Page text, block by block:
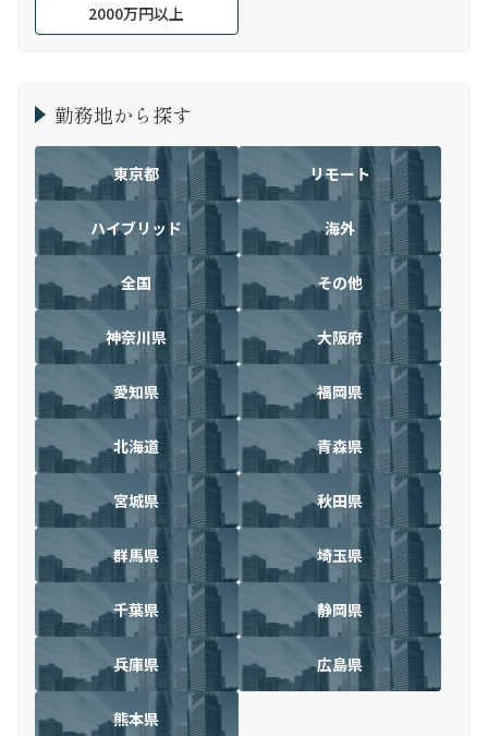
2000万円以上
勤務地から探す
東京都 リモート
ハイブリッド 海外
全国 その他
神奈川県 大阪府
愛知県 福岡県
北海道 青森県
宮城県 秋田県
群馬県 埼玉県
千葉県 静岡県
兵庫県 広島県
熊本県